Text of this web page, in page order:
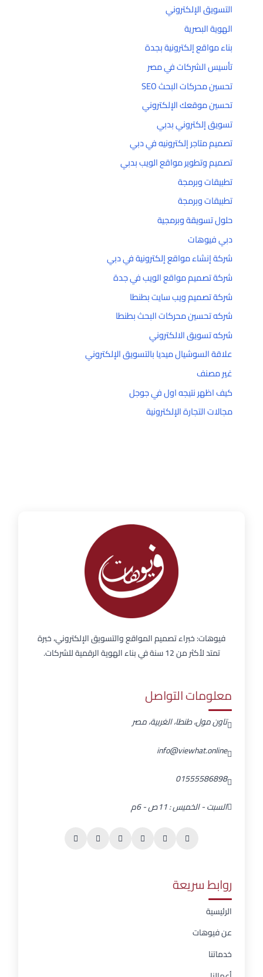
التسويق الإلكتروني
الهوية البصرية
بناء مواقع إلكترونية بجدة
تأسيس الشركات في مصر
تحسين محركات البحث SEO
تحسين موقعك الإلكتروني
تسويق إلكتروني بدبي
تصميم متاجر إلكترونيه في دبي
تصميم وتطوير مواقع الويب بدبي
تطبيقات وبرمجة
تطبيقات وبرمجة
حلول تسويقة وبرمجية
دبي فيوهات
شركة إنشاء مواقع إلكترونية في دبي
شركة تصميم مواقع الويب في جدة
شركة تصميم ويب سايت بطنطا
شركه تحسين محركات البحث بطنطا
شركه تسويق الالكتروني
علاقة السوشيال ميديا بالتسويق الإلكتروني
غير مصنف
كيف اظهر نتيجه اول في جوجل
مجالات التجارة الإلكترونية
فيوهات: خبراء تصميم المواقع والتسويق الإلكتروني، خبرة
تمتد لأكثر من 12 سنة في بناء الهوية الرقمية للشركات.
معلومات التواصل
تاون مول، طنطا، الغربية، مصر
info@viewhat.online
01555586898
السبت - الخميس : 11ص - 6م
روابط سريعة
الرئيسية
عن فيوهات
خدماتنا